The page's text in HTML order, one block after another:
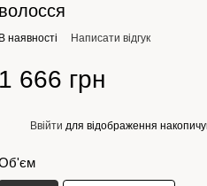
волосся
В наявності Написати відгук
1 666 грн
Ввійти для відображення